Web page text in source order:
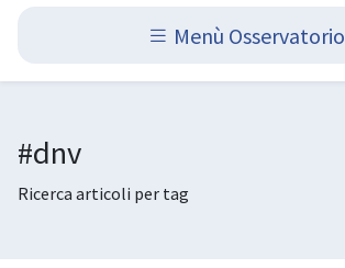
Menù Osservatorio
#dnv
Ricerca articoli per tag